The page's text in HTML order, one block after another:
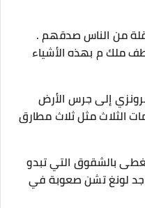
قلة من الناس صدقهم .
ملك م بهذه الأشياء
إلى جرس الأرض
الثلاث مثل ثلاث مطارق
بالشقوق التي تبدو
لونغ تشن صعوبة في